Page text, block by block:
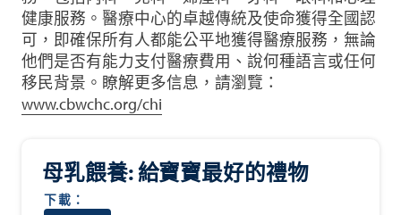
健康服務。醫療中心的卓越傳統及使命獲得全國認
可，即確保所有人都能公平地獲得醫療服務，無論
他們是否有能力支付醫療費用、說何種語言或任何
移民背景。瞭解更多信息，請瀏覽：
www.cbwchc.org/chi
母乳餵養: 給寶寶最好的禮物
下載：